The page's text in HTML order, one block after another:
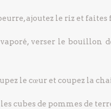
ajoutez le riz et
verser le bouillon
le cœur et coupez la
cubes de pommes de